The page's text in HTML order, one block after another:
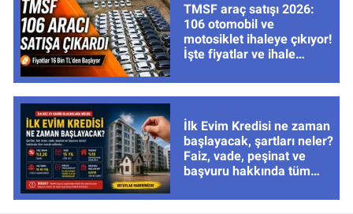
TMSF araç satışı 2026:
106 otomobil ve
motosiklet ihaleye çıkıyor!
İşte fiyatlar ve ihale
İlk Evim Kredisi ne zaman
başlayacak, şartları neler?
Faiz, vade, peşinat ve
başvuru hakkında tüm